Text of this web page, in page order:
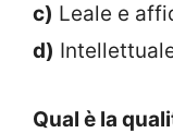
c) Leale e
d)
Qual è la